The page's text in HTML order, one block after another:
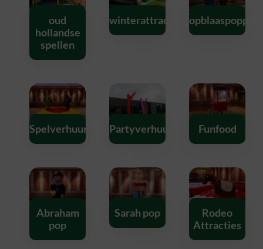
oud
hollandse
spellen
winterattracties opblaaspoppen
Spelverhuur Partyverhuur Funfood
Abraham
pop
Sarah pop
Rodeo
Attracties